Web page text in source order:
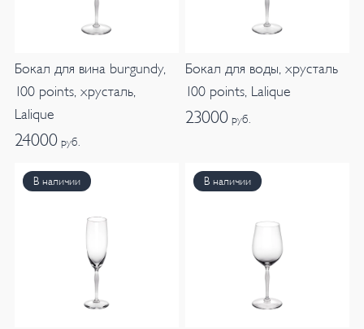
Бокал для вина burgundy,
100 points, хрусталь,
Lalique
24000 руб.
Бокал для воды, хрусталь
100 points, Lalique
23000 руб.
В наличии В наличии